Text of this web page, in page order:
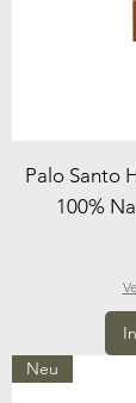
Palo Santo
100%
Neu